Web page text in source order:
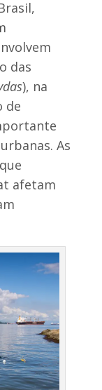
das
), na
de
As
afetam